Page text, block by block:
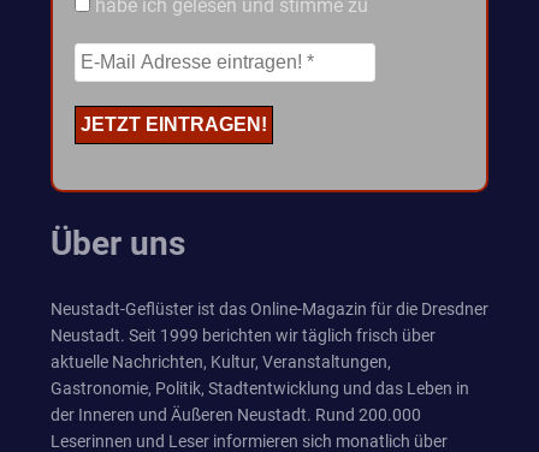
habe ich gelesen und stimme zu
Über uns
Neustadt-Geflüster ist das Online-Magazin für die Dresdner
Neustadt. Seit 1999 berichten wir täglich frisch über
aktuelle Nachrichten, Kultur, Veranstaltungen,
Gastronomie, Politik, Stadtentwicklung und das Leben in
der Inneren und Äußeren Neustadt. Rund 200.000
Leserinnen und Leser informieren sich monatlich über